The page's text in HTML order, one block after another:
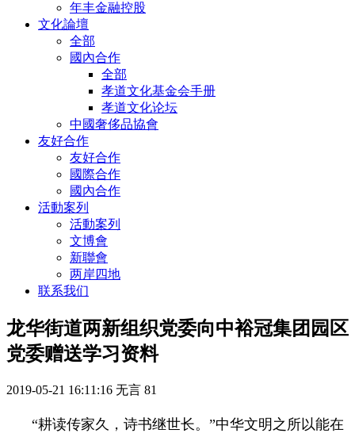
年丰金融控股
文化論壇
全部
國內合作
全部
孝道文化基金会手册
孝道文化论坛
中國奢侈品協會
友好合作
友好合作
國際合作
國內合作
活動案列
活動案列
文博會
新聯會
两岸四地
联系我们
龙华街道两新组织党委向中裕冠集团园区
党委赠送学习资料
2019-05-21 16:11:16 无言 81
“耕读传家久，诗书继世长。”中华文明之所以能在